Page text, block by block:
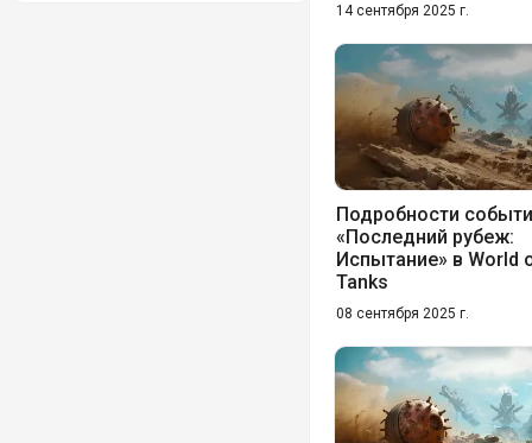
14 сентября 2025 г.
Подробности
«Последний рубеж:
Испытание» в World
Tanks
08 сентября 2025 г.